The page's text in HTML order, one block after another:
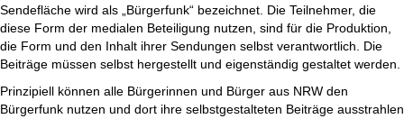
Sendefläche wird als „Bürgerfunk“ bezeichnet. Die Teilnehmer, die
diese Form der medialen Beteiligung nutzen, sind für die Produktion,
die Form und den Inhalt ihrer Sendungen selbst verantwortlich. Die
Beiträge müssen selbst hergestellt und eigenständig gestaltet werden.
Prinzipiell können alle Bürgerinnen und Bürger aus NRW den
Bürgerfunk nutzen und dort ihre selbstgestalteten Beiträge ausstrahlen